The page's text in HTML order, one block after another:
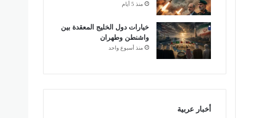
منذ 5 أيام
خيارات دول الخليج المعقدة بين
واشنطن وطهران
منذ أسبوع واحد
أخبار عربية